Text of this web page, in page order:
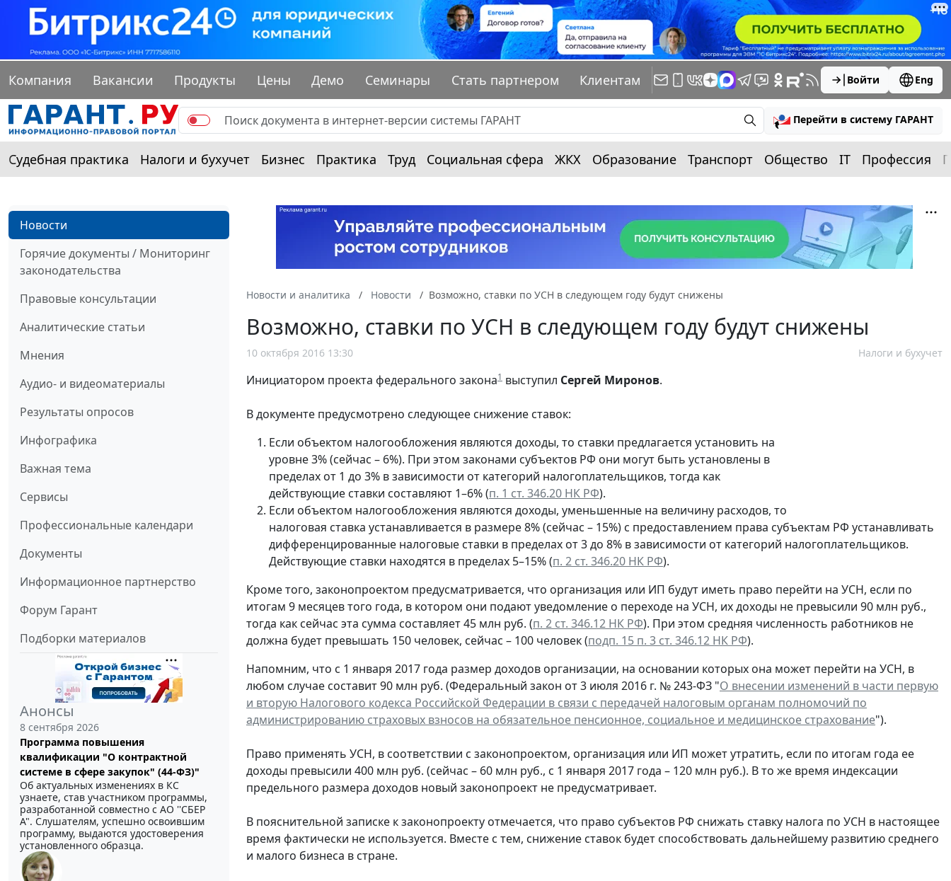
Компания Вакансии Продукты Цены Демо Семинары Стать партнером Клиентам Войти Eng
Перейти в систему ГАРАНТ
Судебная практика Налоги и бухучет Бизнес Практика Труд Социальная сфера ЖКХ Образование Транспорт Общество IT Профессия
Новости
Горячие документы / Мониторинг
законодательства
Правовые консультации
Аналитические статьи
Мнения
Аудио- и видеоматериалы
Результаты опросов
Инфографика
Важная тема
Сервисы
Профессиональные календари
Документы
Информационное партнерство
Форум Гарант
Подборки материалов
Анонсы
8 сентября 2026
Программа повышения
квалификации "О контрактной
системе в сфере закупок" (44-ФЗ)"
Об актуальных изменениях в КС
узнаете, став участником программы,
разработанной совместно с АО ''СБЕР
А". Слушателям, успешно освоившим
программу, выдаются удостоверения
установленного образца.
Новости и аналитика Новости Возможно, ставки по УСН в следующем году будут снижены
Возможно, ставки по УСН в следующем году будут снижены
10 октября 2016 13:30 Налоги и бухучет
Инициатором проекта федерального закона1 выступил Сергей Миронов.
В документе предусмотрено следующее снижение ставок:
Если объектом налогообложения являются доходы, то ставки предлагается установить на
уровне 3% (сейчас – 6%). При этом законами субъектов РФ они могут быть установлены в
пределах от 1 до 3% в зависимости от категорий налогоплательщиков, тогда как
действующие ставки составляют 1–6% (п. 1 ст. 346.20 НК РФ).
Если объектом налогообложения являются доходы, уменьшенные на величину расходов, то
налоговая ставка устанавливается в размере 8% (сейчас – 15%) с предоставлением права субъектам РФ устанавливать
дифференцированные налоговые ставки в пределах от 3 до 8% в зависимости от категорий налогоплательщиков.
Действующие ставки находятся в пределах 5–15% (п. 2 ст. 346.20 НК РФ).
Кроме того, законопроектом предусматривается, что организация или ИП будут иметь право перейти на УСН, если по
итогам 9 месяцев того года, в котором они подают уведомление о переходе на УСН, их доходы не превысили 90 млн руб.,
тогда как сейчас эта сумма составляет 45 млн руб. (п. 2 ст. 346.12 НК РФ). При этом средняя численность работников не
должна будет превышать 150 человек, сейчас – 100 человек (подп. 15 п. 3 ст. 346.12 НК РФ).
Напомним, что с 1 января 2017 года размер доходов организации, на основании которых она может перейти на УСН, в
любом случае составит 90 млн руб. (Федеральный закон от 3 июля 2016 г. № 243-ФЗ "О внесении изменений в части первую
и вторую Налогового кодекса Российской Федерации в связи с передачей налоговым органам полномочий по
администрированию страховых взносов на обязательное пенсионное, социальное и медицинское страхование").
Право применять УСН, в соответствии с законопроектом, организация или ИП может утратить, если по итогам года ее
доходы превысили 400 млн руб. (сейчас – 60 млн руб., с 1 января 2017 года – 120 млн руб.). В то же время индексации
предельного размера доходов новый законопроект не предусматривает.
В пояснительной записке к законопроекту отмечается, что право субъектов РФ снижать ставку налога по УСН в настоящее
время фактически не используется. Вместе с тем, снижение ставок будет способствовать дальнейшему развитию среднего
и малого бизнеса в стране.